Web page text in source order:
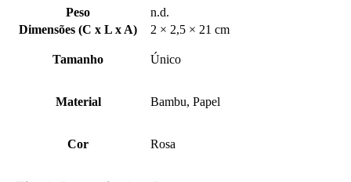
Peso
n.d.
Dimensões (C x L x A)
2 × 2,5 × 21 cm
Tamanho Único
Material Bambu, Papel
Cor Rosa